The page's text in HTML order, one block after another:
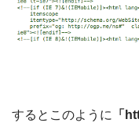
するとこのように
「